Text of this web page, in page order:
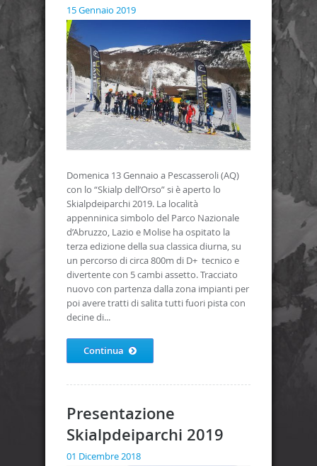
15 Gennaio 2019
Domenica 13 Gennaio a Pescasseroli (AQ)
con lo “Skialp dell’Orso” si è aperto lo
Skialpdeiparchi 2019. La località
appenninica simbolo del Parco Nazionale
d’Abruzzo, Lazio e Molise ha ospitato la
terza edizione della sua classica diurna, su
un percorso di circa 800m di D+ tecnico e
divertente con 5 cambi assetto. Tracciato
nuovo con partenza dalla zona impianti per
poi avere tratti di salita tutti fuori pista con
decine di...
Continua
Presentazione
Skialpdeiparchi 2019
01 Dicembre 2018